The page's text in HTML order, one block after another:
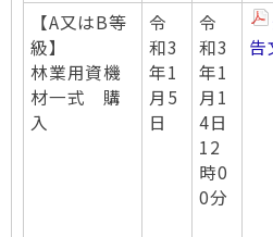
【A又はB等
級】
林業用資機
材一式 購
入
令
和3
年1
月5
日
令
和3
年1
月1
4日
12
時0
0分
告